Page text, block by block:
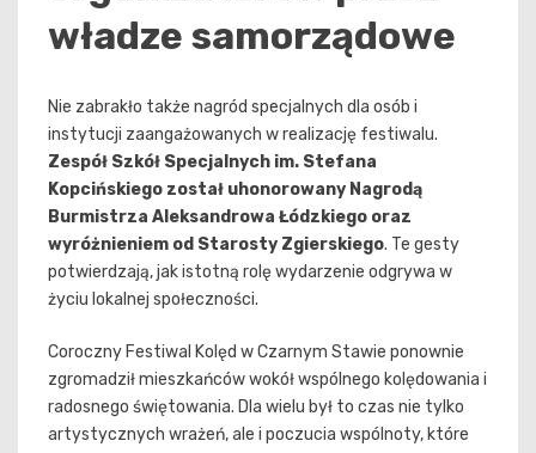
władze samorządowe
Nie zabrakło także nagród specjalnych dla osób i
instytucji zaangażowanych w realizację festiwalu.
Zespół Szkół Specjalnych im. Stefana
Kopcińskiego został uhonorowany Nagrodą
Burmistrza Aleksandrowa Łódzkiego oraz
wyróżnieniem od Starosty Zgierskiego. Te gesty
potwierdzają, jak istotną rolę wydarzenie odgrywa w
życiu lokalnej społeczności.
Coroczny Festiwal Kolęd w Czarnym Stawie ponownie
zgromadził mieszkańców wokół wspólnego kolędowania i
radosnego świętowania. Dla wielu był to czas nie tylko
artystycznych wrażeń, ale i poczucia wspólnoty, które